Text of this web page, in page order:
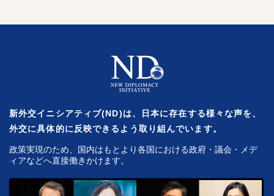
新外交イニシアティブ(ND)は、日本に存在する様々な声を、
外交に具体的に反映できるよう取り組んでいます。
政策実現のため、国内はもとより各国における政府・議会・メデ
ィアなどへ直接働きかけます。